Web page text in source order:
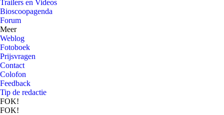
Trailers en Videos
Bioscoopagenda
Forum
Meer
Weblog
Fotoboek
Prijsvragen
Contact
Colofon
Feedback
Tip de redactie
FOK!
FOK!